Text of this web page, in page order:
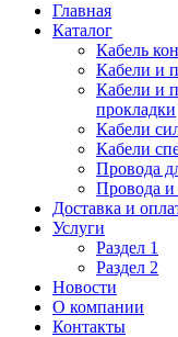
Главная
Каталог
Кабель
Кабели и
Кабели и
прокладки
Кабели
Кабели
Провода
Провода и
Доставка и
Услуги
Раздел 1
Раздел 2
Новости
О компании
Контакты